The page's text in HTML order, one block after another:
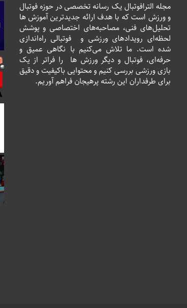
مجله الترافوتبال یک رسانه تخصصی در حوزه فوتبال
و ورزش است که با هدف ارائه جدیدترین آموزش ها
تحلیل‌های فنی، مصاحبه‌های اختصاصی و پوشش
لحظه‌ای رویدادهای ورزشی و فوتبالی راه‌اندازی
شده است. ما تلاش می‌کنیم با نگاهی عمیق و
حرفه‌ای، فوتبال و دیگر ورزش ها را فراتر از یک
بازی ورزشی بررسی کنیم و محتوایی باکیفیت و دقیق
برای طرفداران این رشته پرهیجان فراهم آوریم.